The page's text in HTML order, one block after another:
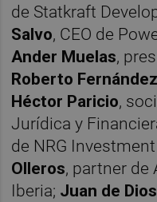
de Statkraft
Salvo, CEO de
Ander Muelas,
Roberto
Héctor Paricio,
Jurídica y
de NRG
Olleros, partner de
Iberia; Juan de